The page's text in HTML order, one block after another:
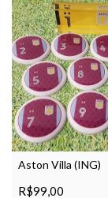
Aston Villa (ING)
R$99,00